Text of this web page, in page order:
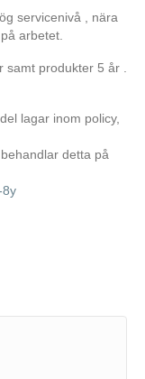
servicenivå , nära
arbetet.
produkter 5 år .
lagar inom policy,
detta på
8y